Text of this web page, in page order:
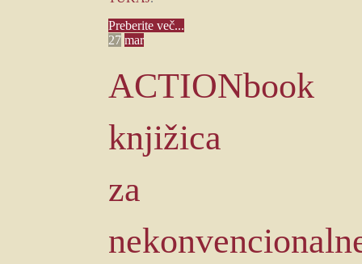
Preberite več...
27 mar
ACTIONbook
knjižica
za